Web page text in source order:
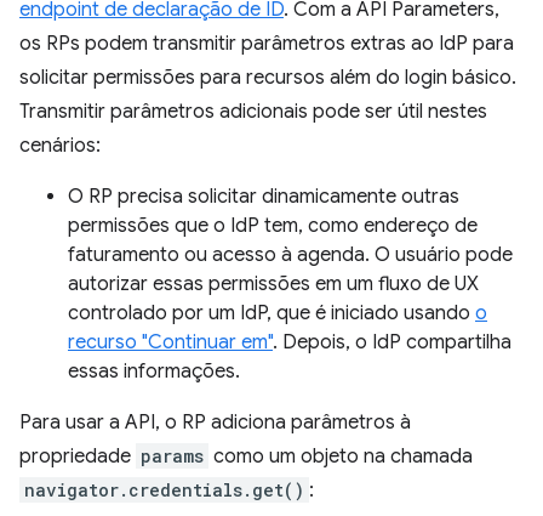
endpoint de declaração de ID. Com a API Parameters,
os RPs podem transmitir parâmetros extras ao IdP para
solicitar permissões para recursos além do login básico.
Transmitir parâmetros adicionais pode ser útil nestes
cenários:
O RP precisa solicitar dinamicamente outras
permissões que o IdP tem, como endereço de
faturamento ou acesso à agenda. O usuário pode
autorizar essas permissões em um fluxo de UX
controlado por um IdP, que é iniciado usando o
recurso "Continuar em". Depois, o IdP compartilha
essas informações.
Para usar a API, o RP adiciona parâmetros à
propriedade params como um objeto na chamada
navigator.credentials.get() :